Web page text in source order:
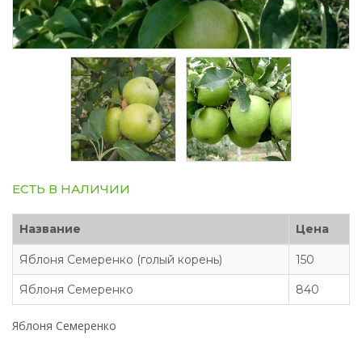
ЕСТЬ В НАЛИЧИИ
Название Цена
Яблоня Семеренко (голый корень) 150
Яблоня Семеренко 840
Яблоня Семеренко